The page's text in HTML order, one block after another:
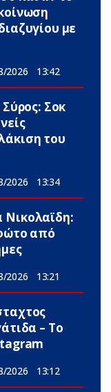
με
2026 13:42
Σύρος: Σoκ
του
2026 13:34
από
2026 13:21
– Το
2026 13:12